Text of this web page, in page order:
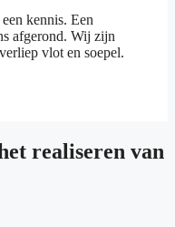
kennis. Een
afgerond. Wij zijn
vlot en soepel.
realiseren van